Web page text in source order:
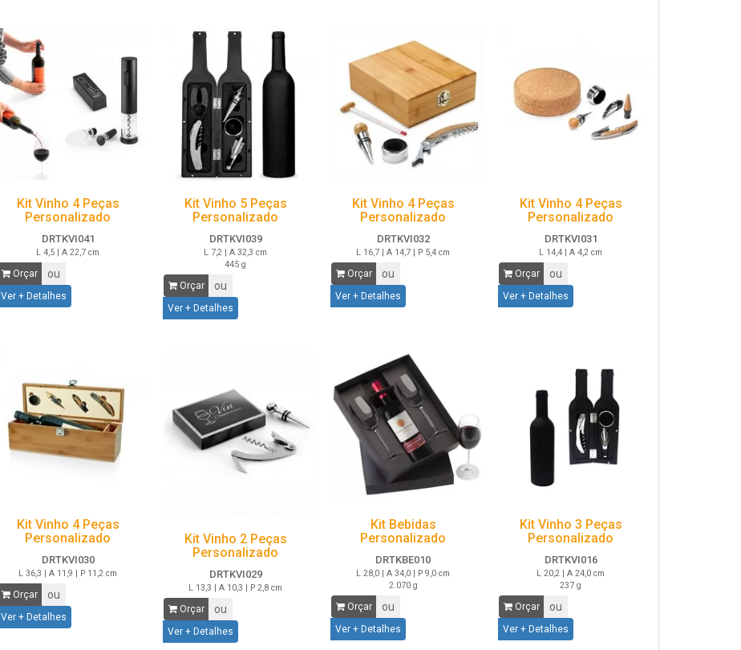
Kit Vinho 4 Peças
Personalizado
DRTKVI041
L 4,5 | A 22,7 cm
Orçar ou
Ver + Detalhes
Kit Vinho 5 Peças
Personalizado
DRTKVI039
L 7,2 | A 32,3 cm
445 g
Orçar ou
Ver + Detalhes
Kit Vinho 4 Peças
Personalizado
DRTKVI032
L 16,7 | A 14,7 | P 5,4 cm
Orçar ou
Ver + Detalhes
Kit Vinho 4 Peças
Personalizado
DRTKVI031
L 14,4 | A 4,2 cm
Orçar ou
Ver + Detalhes
Kit Vinho 4 Peças
Personalizado
DRTKVI030
L 36,3 | A 11,9 | P 11,2 cm
Orçar ou
Ver + Detalhes
Kit Vinho 2 Peças
Personalizado
DRTKVI029
L 13,3 | A 10,3 | P 2,8 cm
Orçar ou
Ver + Detalhes
Kit Bebidas
Personalizado
DRTKBE010
L 28,0 | A 34,0 | P 9,0 cm
2.070 g
Orçar ou
Ver + Detalhes
Kit Vinho 3 Peças
Personalizado
DRTKVI016
L 20,2 | A 24,0 cm
237 g
Orçar ou
Ver + Detalhes